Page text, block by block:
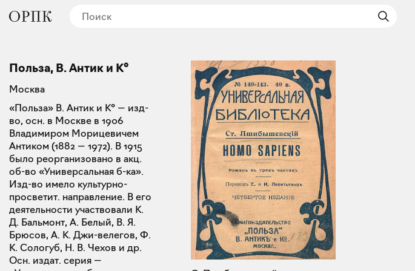
Польза, В. Антик и К°
Москва
«Польза» В. Антик и К° — изд-
во, осн. в Москве в 1906
Владимиром Морицевичем
Антиком (1882 — 1972). В 1915
было реорганизовано в акц.
об-во «Универсальная б-ка».
Изд-во имело культурно-
просветит. направление. В его
деятельности участвовали К.
Д. Бальмонт, А. Белый, В. Я.
Брюсов, А. К. Джи-велегов, Ф.
К. Сологуб, Н. В. Чехов и др.
Осн. издат. серия —